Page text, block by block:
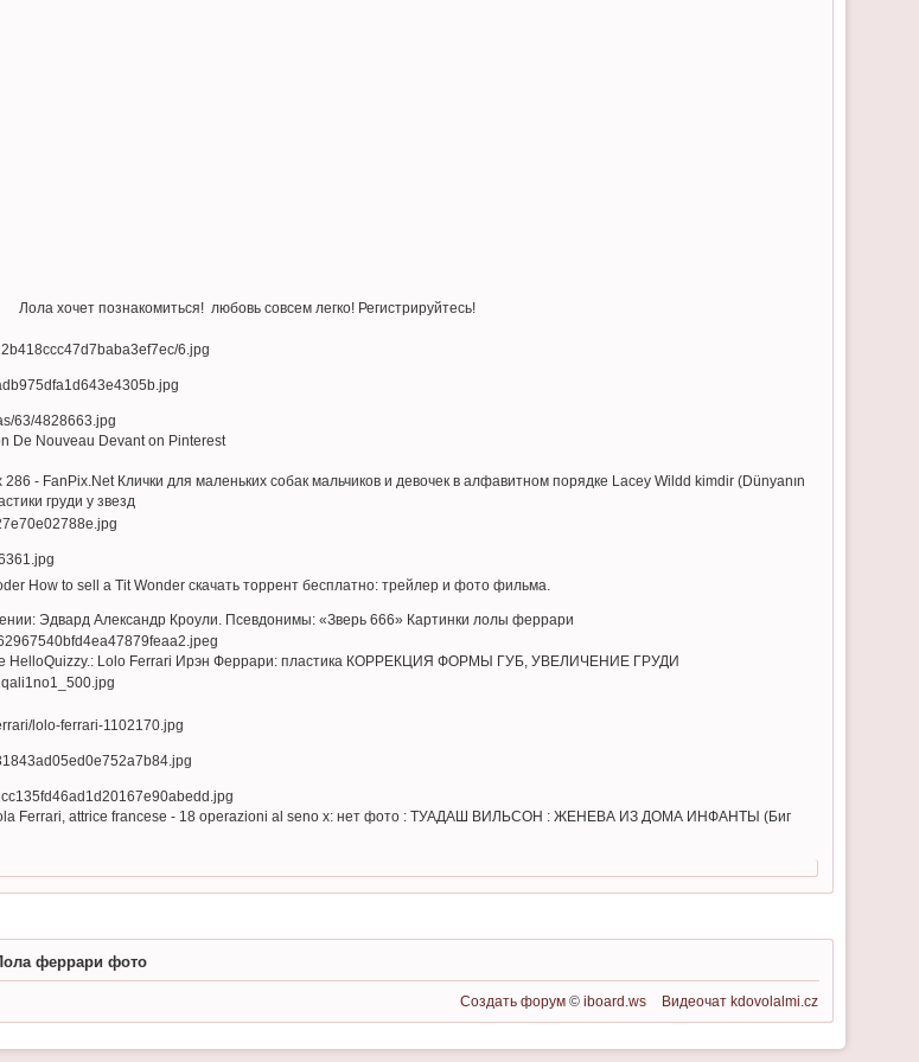
Лола хочет познакомиться! любовь совсем легко! Регистрируйтесь!
De Nouveau Devant on Pinterest
- FanPix.Net Клички для маленьких собак мальчиков и девочек в алфавитном порядке Lacey Wildd kimdir (Dünyanın
груди у звезд
How to sell a Tit Wonder скачать торрент бесплатно: трейлер и фото фильма.
Эдвард Александр Кроули. Псевдонимы: «Зверь 666» Картинки лолы феррари
HelloQuizzy.: Lolo Ferrari Ирэн Феррари: пластика КОРРЕКЦИЯ ФОРМЫ ГУБ, УВЕЛИЧЕНИЕ ГРУДИ
Ferrari, attrice francese - 18 operazioni al seno х: нет фото : ТУАДАШ ВИЛЬСОН : ЖЕНЕВА ИЗ ДОМА ИНФАНТЫ (Биг
феррари фото
Создать форум ©iboard.ws Видеочат kdovolalmi.cz